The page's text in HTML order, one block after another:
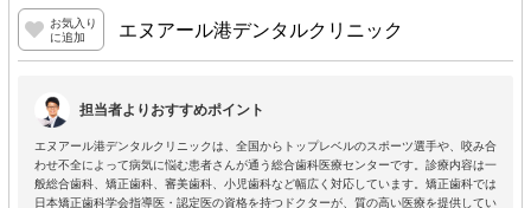
お気入り
に追加
エヌアール港デンタルクリニック
担当者よりおすすめポイント
エヌアール港デンタルクリニックは、全国からトップレベルのスポーツ選手や、咬み合
わせ不全によって病気に悩む患者さんが通う総合歯科医療センターです。診療内容は一
般総合歯科、矯正歯科、審美歯科、小児歯科など幅広く対応しています。矯正歯科では
日本矯正歯科学会指導医・認定医の資格を持つドクターが、質の高い医療を提供してい